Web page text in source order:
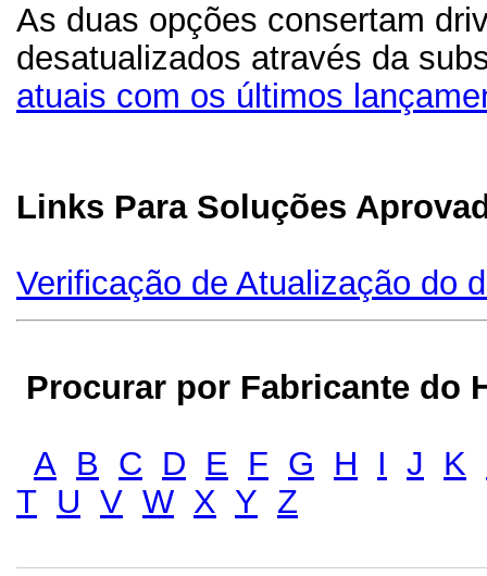
As duas opções consertam
desatualizados através da
atuais com os últimos
Links Para Soluções
Verificação de Atualização do
Procurar por Fabricante do
A B C D E F G H I J K
T U V W X Y Z